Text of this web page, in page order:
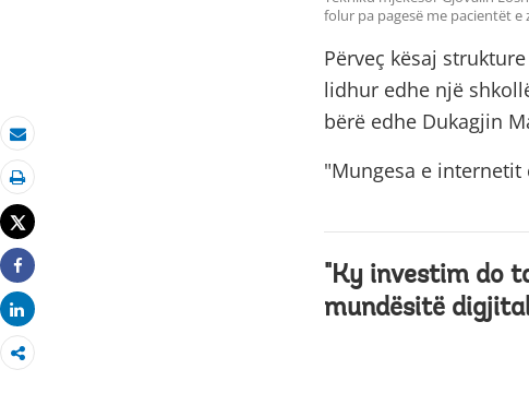
Posta elektronike
Printo
Tweet
Share
Share
folur pa pagesë me pacientët
Përveç kësaj
lidhur edhe një
bërë edhe Dukagjin
"Mungesa e
"Ky investim do
mundësitë